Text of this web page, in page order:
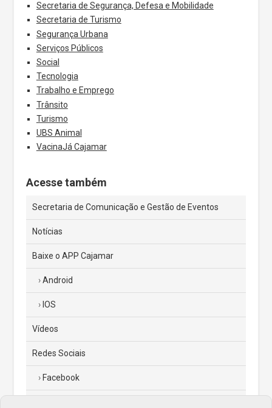
Secretaria de Segurança, Defesa e Mobilidade
Secretaria de Turismo
Segurança Urbana
Serviços Públicos
Social
Tecnologia
Trabalho e Emprego
Trânsito
Turismo
UBS Animal
VacinaJá Cajamar
Acesse também
Secretaria de Comunicação e Gestão de Eventos
Notícias
Baixe o APP Cajamar
Android
IOS
Vídeos
Redes Sociais
Facebook